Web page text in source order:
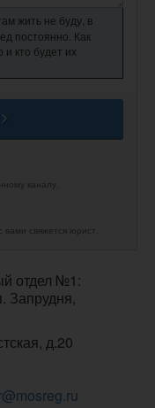
жить не буду, в
постоянно. Как
кто будет их
каналу.
вами свяжется юрист.
отдел №1:
Запрудня,
д.20